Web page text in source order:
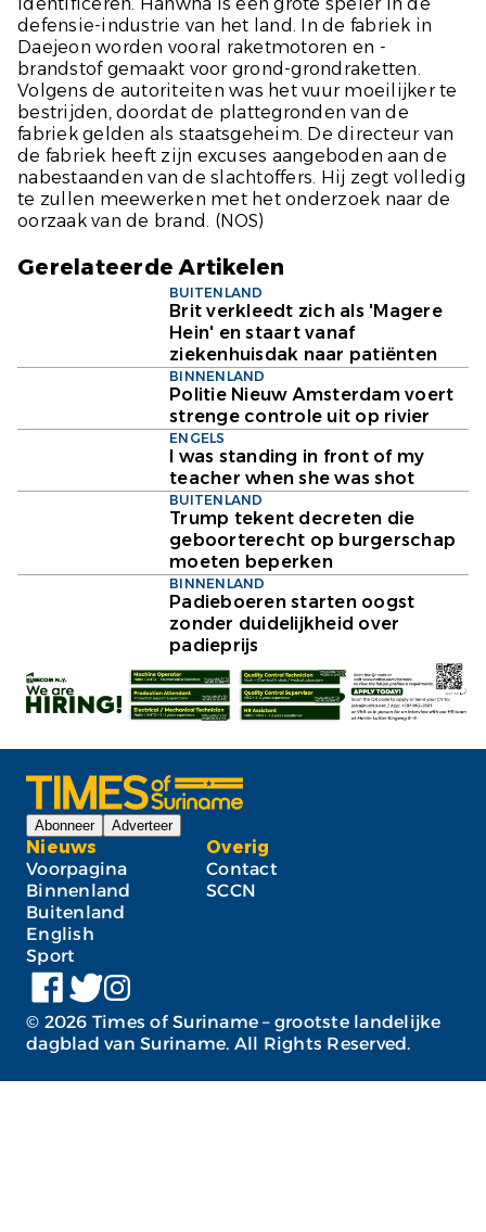
defensie-industrie van het land. In de fabriek in
Daejeon worden vooral raketmotoren en -
brandstof gemaakt voor grond-grondraketten.
Volgens de autoriteiten was het vuur moeilijker te
bestrijden, doordat de plattegronden van de
fabriek gelden als staatsgeheim. De directeur van
de fabriek heeft zijn excuses aangeboden aan de
nabestaanden van de slachtoffers. Hij zegt volledig
te zullen meewerken met het onderzoek naar de
oorzaak van de brand. (NOS)
Gerelateerde Artikelen
BUITENLAND
Brit verkleedt zich als 'Magere
Hein' en staart vanaf
ziekenhuisdak naar patiënten
BINNENLAND
Politie Nieuw Amsterdam voert
strenge controle uit op rivier
ENGELS
I was standing in front of my
teacher when she was shot
BUITENLAND
Trump tekent decreten die
geboorterecht op burgerschap
moeten beperken
BINNENLAND
Padieboeren starten oogst
zonder duidelijkheid over
padieprijs
Abonneer Adverteer
Nieuws
Voorpagina
Binnenland
Buitenland
English
Sport
Overig
Contact
SCCN
© 2026 Times of Suriname – grootste landelijke
dagblad van Suriname. All Rights Reserved.